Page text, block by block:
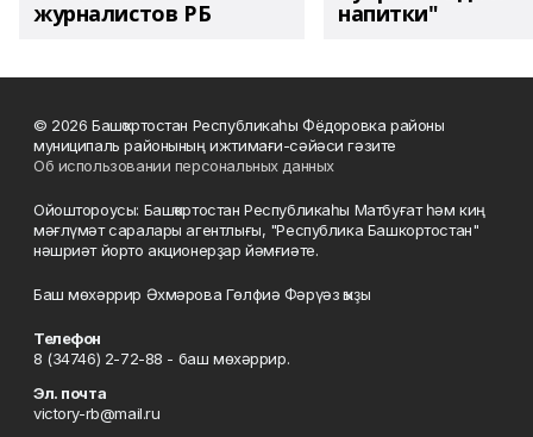
журналистов РБ напитки"
© 2026 Башҡортостан Республикаһы Фёдоровка районы
муниципаль районының ижтимағи-сәйәси гәзите
Об использовании персональных данных
Ойоштороусы: Башҡортостан Республикаһы Матбуғат һәм киң
мәғлүмәт саралары агентлығы, "Республика Башкортостан"
нәшриәт йорто акционерҙар йәмғиәте.
Баш мөхәррир Әхмәрова Гөлфиә Фәрүәз ҡыҙы
Телефон
8 (34746) 2-72-88 - баш мөхәррир.
Эл. почта
victory-rb@mail.ru